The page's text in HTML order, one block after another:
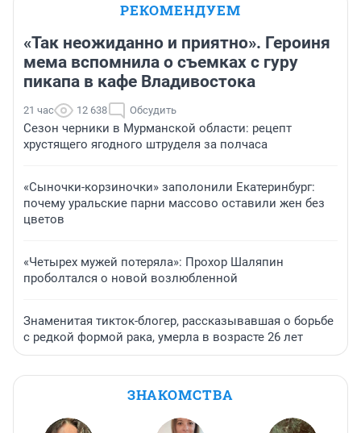
РЕКОМЕНДУЕМ
«Так неожиданно и приятно». Героиня
мема вспомнила о съемках с гуру
пикапа в кафе Владивостока
21 час 12 638 Обсудить
Сезон черники в Мурманской области: рецепт
хрустящего ягодного штруделя за полчаса
«Сыночки-корзиночки» заполонили Екатеринбург:
почему уральские парни массово оставили жен без
цветов
«Четырех мужей потеряла»: Прохор Шаляпин
проболтался о новой возлюбленной
Знаменитая тикток-блогер, рассказывавшая о борьбе
с редкой формой рака, умерла в возрасте 26 лет
ЗНАКОМСТВА